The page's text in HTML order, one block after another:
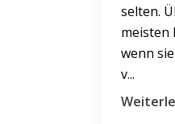
selten.
meisten
wenn
v...